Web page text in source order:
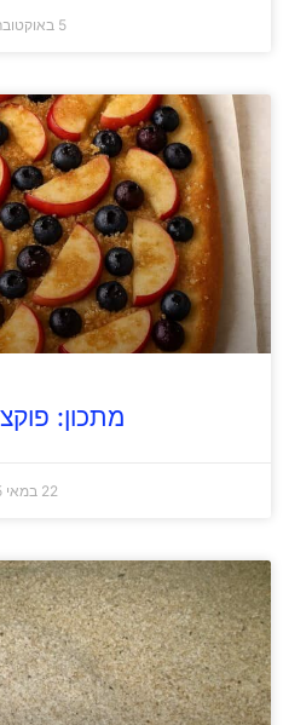
5 באוקטובר 2021
מתכון:
22 במאי 2025